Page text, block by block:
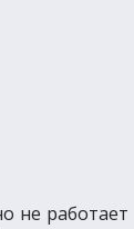
не работает